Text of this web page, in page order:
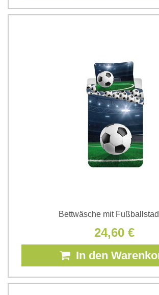
Bettwäsche mit
24,60 €
In den